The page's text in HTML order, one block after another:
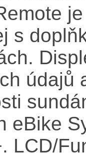
s
údajů
eBike
LCD/